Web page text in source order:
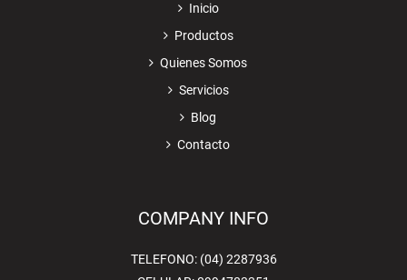
Inicio
Productos
Quienes Somos
Servicios
Blog
Contacto
COMPANY INFO
TELEFONO: (04) 2287936